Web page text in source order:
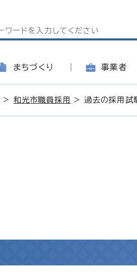
まちづくり 事業者
> 和光市職員採用 > 過去の採用試